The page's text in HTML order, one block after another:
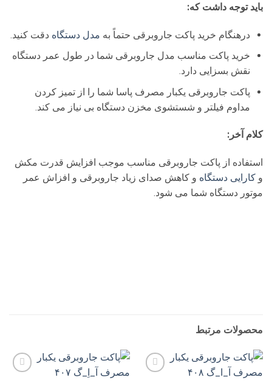
باید توجه داشت که:
درهنگام خرید پاکت جاروبرقی حتماً به مدل دستگاه دقت کنید.
خرید پاکت مناسب مدل جاروبرقی شما در طول عمر دستگاه
نقش بسزایی دارد.
پاکت جاروبرقی یکبار مصرف پاسا شما را از تمیز کردن
مداوم فیلتر و شستشوی مخزن دستگاه بی نیاز می کند.
کلام آخر:
استفاده از پاکت جاروبرقی مناسب موجب افزایش قدرت مکش
و کارایی دستگاه و کاهش صدای زیاد جاروبرقی و افزاش عمر
موتور دستگاه شما می شود.
محصولات مرتبط